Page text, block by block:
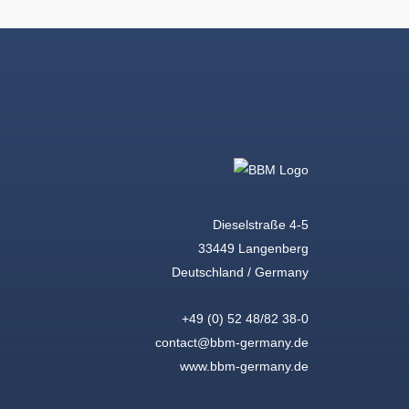
Dieselstraße 4-5
33449 Langenberg
Deutschland / Germany
+49 (0) 52 48/82 38-0
contact@bbm-germany.de
www.bbm-germany.de